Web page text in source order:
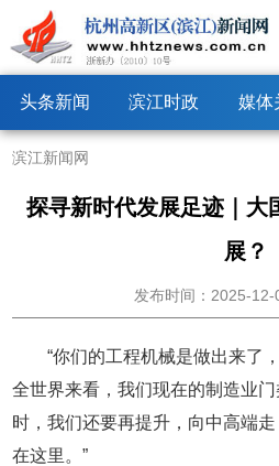
头条新闻 滨江时政 媒体
滨江新闻网
探寻新时代发展足迹｜大
展？
发布时间：2025-
“你们的工程机械是做出来了
全世界来看，我们现在的制造业
时，我们还要再提升，向中高端
在这里。”